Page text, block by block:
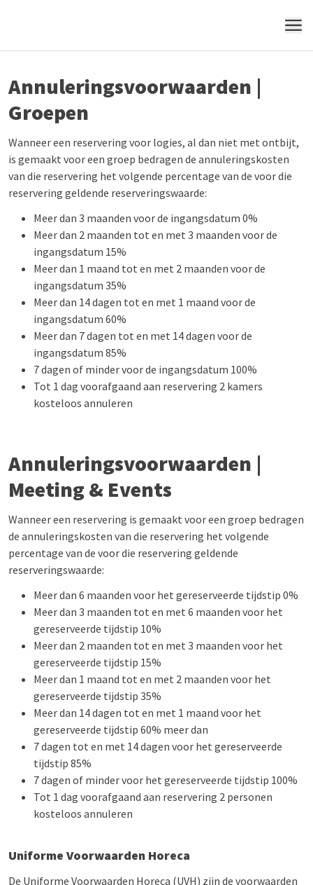
MENU
Annuleringsvoorwaarden |
Groepen
Wanneer een reservering voor logies, al dan niet met ontbijt,
is gemaakt voor een groep bedragen de annuleringskosten
van die reservering het volgende percentage van de voor die
reservering geldende reserveringswaarde:
Meer dan 3 maanden voor de ingangsdatum 0%
Meer dan 2 maanden tot en met 3 maanden voor de
ingangsdatum 15%
Meer dan 1 maand tot en met 2 maanden voor de
ingangsdatum 35%
Meer dan 14 dagen tot en met 1 maand voor de
ingangsdatum 60%
Meer dan 7 dagen tot en met 14 dagen voor de
ingangsdatum 85%
7 dagen of minder voor de ingangsdatum 100%
Tot 1 dag voorafgaand aan reservering 2 kamers
kosteloos annuleren
Annuleringsvoorwaarden |
Meeting & Events
Wanneer een reservering is gemaakt voor een groep bedragen
de annuleringskosten van die reservering het volgende
percentage van de voor die reservering geldende
reserveringswaarde:
Meer dan 6 maanden voor het gereserveerde tijdstip 0%
Meer dan 3 maanden tot en met 6 maanden voor het
gereserveerde tijdstip 10%
Meer dan 2 maanden tot en met 3 maanden voor het
gereserveerde tijdstip 15%
Meer dan 1 maand tot en met 2 maanden voor het
gereserveerde tijdstip 35%
Meer dan 14 dagen tot en met 1 maand voor het
gereserveerde tijdstip 60% meer dan
7 dagen tot en met 14 dagen voor het gereserveerde
tijdstip 85%
7 dagen of minder voor het gereserveerde tijdstip 100%
Tot 1 dag voorafgaand aan reservering 2 personen
kosteloos annuleren
Uniforme Voorwaarden Horeca
De Uniforme Voorwaarden Horeca (UVH) zijn de voorwaarden